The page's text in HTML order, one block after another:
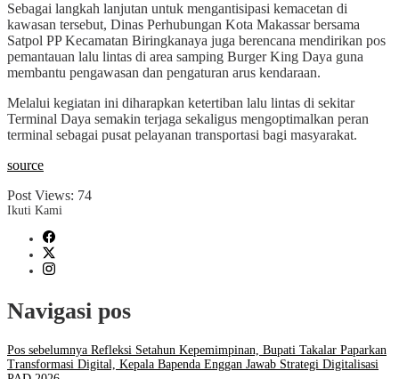
Sebagai langkah lanjutan untuk mengantisipasi kemacetan di
kawasan tersebut, Dinas Perhubungan Kota Makassar bersama
Satpol PP Kecamatan Biringkanaya juga berencana mendirikan pos
pemantauan lalu lintas di area samping Burger King Daya guna
membantu pengawasan dan pengaturan arus kendaraan.
Melalui kegiatan ini diharapkan ketertiban lalu lintas di sekitar
Terminal Daya semakin terjaga sekaligus mengoptimalkan peran
terminal sebagai pusat pelayanan transportasi bagi masyarakat.
source
Post Views: 74
Ikuti Kami
Navigasi pos
Pos sebelumnya Refleksi Setahun Kepemimpinan, Bupati Takalar Paparkan
Transformasi Digital, Kepala Bapenda Enggan Jawab Strategi Digitalisasi